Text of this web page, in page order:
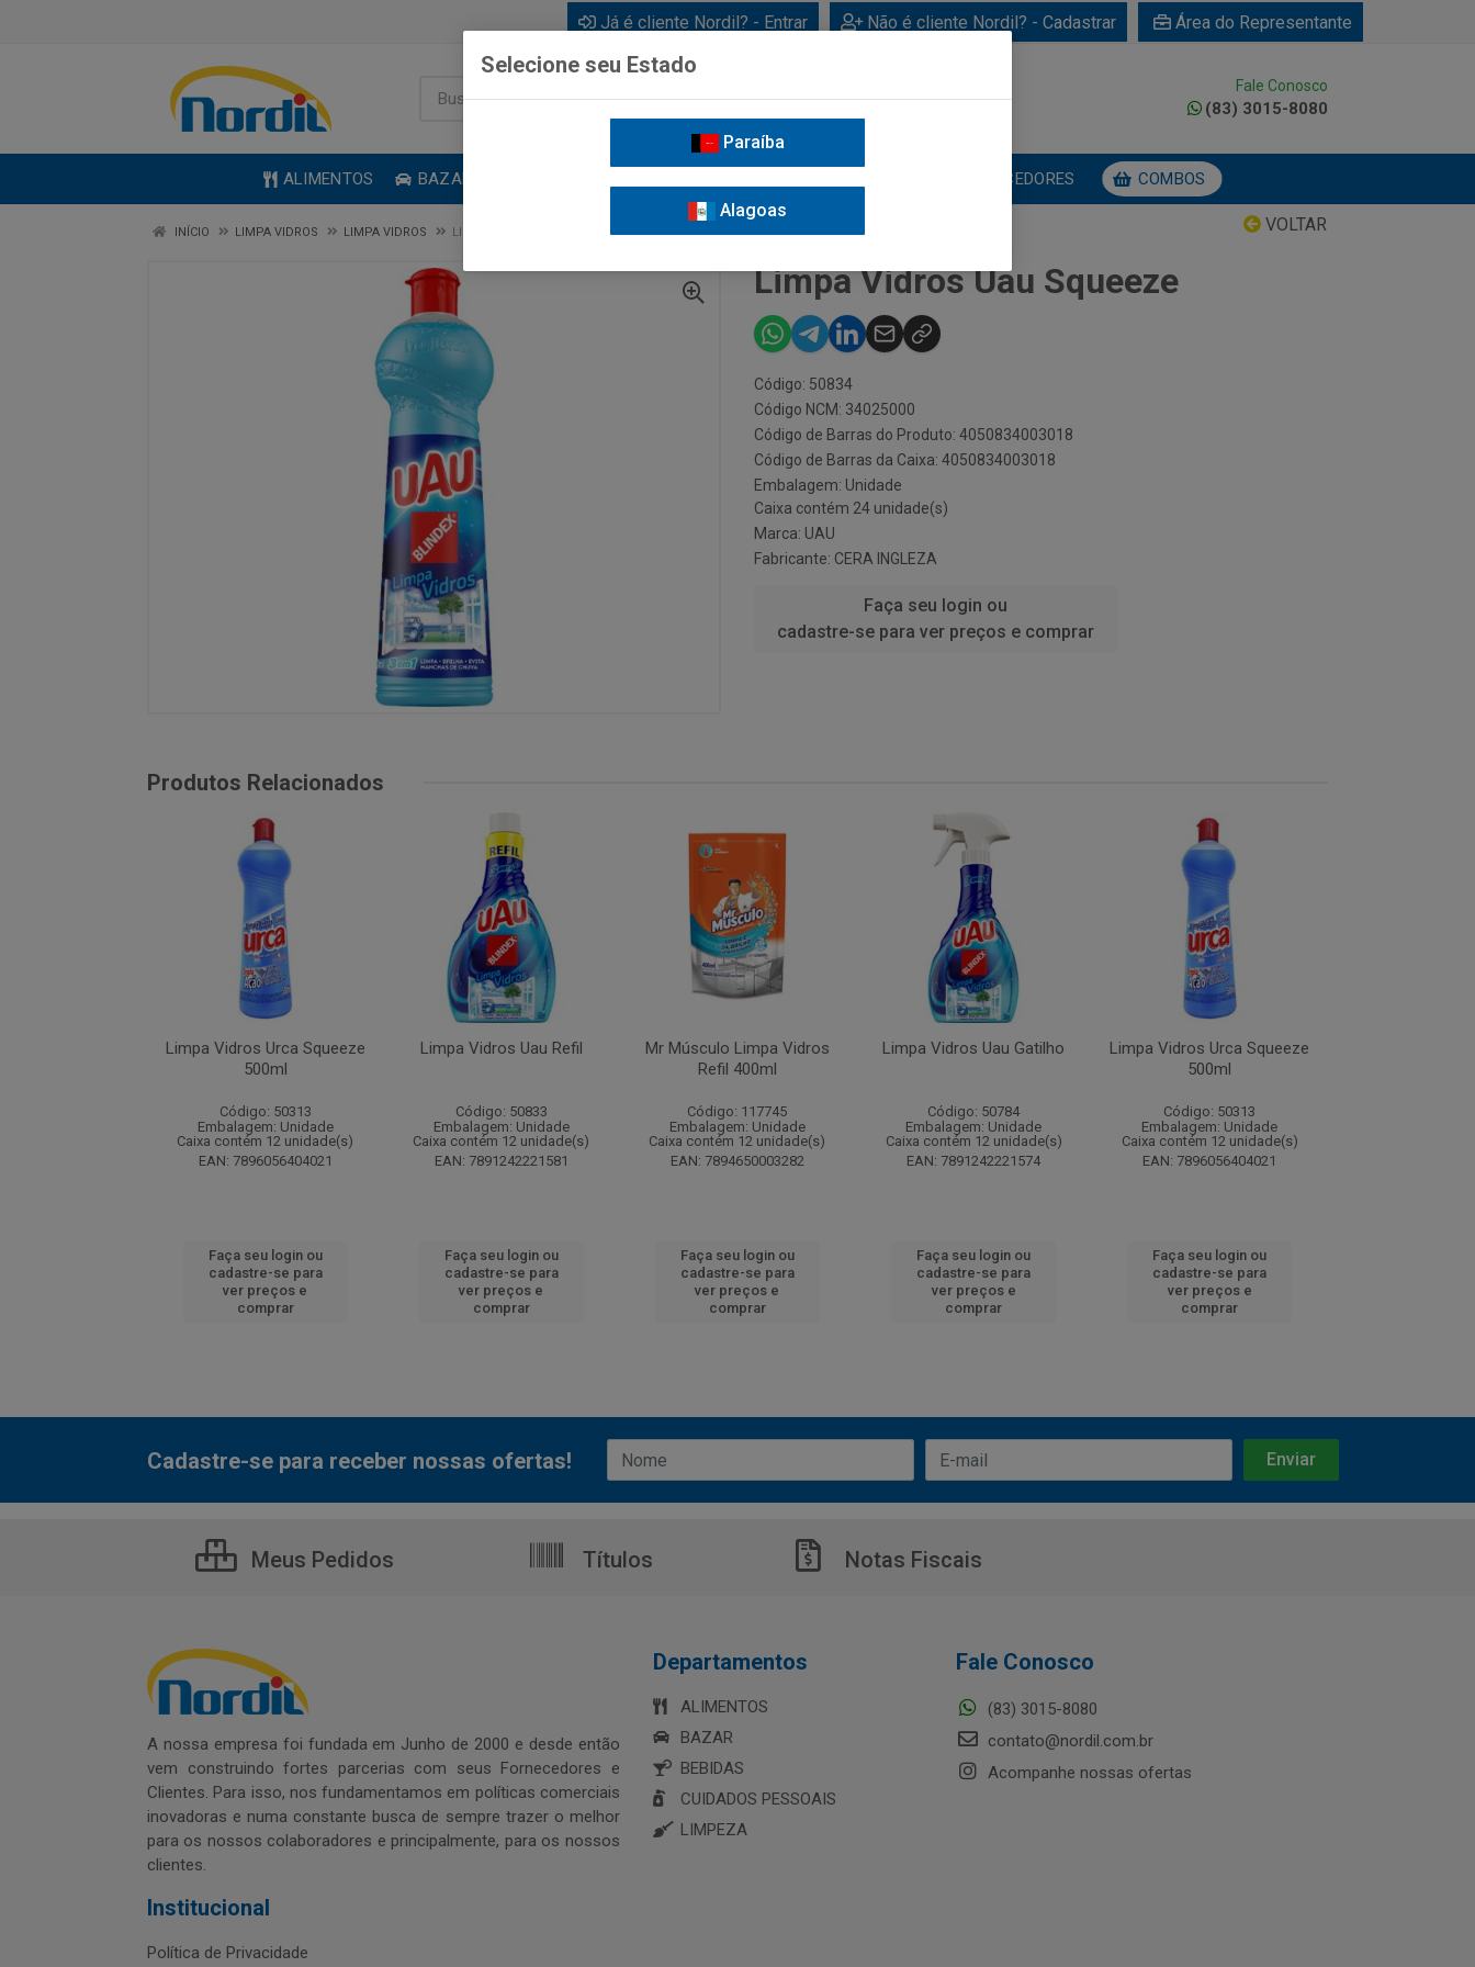
Já é cliente Nordil? - Entrar Não é cliente Nordil? - Cadastrar Área do Representante
Fale Conosco
(83) 3015-8080
ALIMENTOS BAZAR FORNECEDORES COMBOS
VOLTAR
INÍCIO LIMPA VIDROS LIMPA VIDROS LIMPA VIDROS UAU SQUEEZE
Limpa Vidros Uau Squeeze
Código: 50834
Código NCM: 34025000
Código de Barras do Produto: 4050834003018
Código de Barras da Caixa: 4050834003018
Embalagem: Unidade
Caixa contém 24 unidade(s)
Marca: UAU
Fabricante: CERA INGLEZA
Faça seu login ou
cadastre-se para ver preços e comprar
Produtos Relacionados
Limpa Vidros Urca Squeeze
500ml
Código: 50313
Embalagem: Unidade
Caixa contém 12 unidade(s)
EAN: 7896056404021
Faça seu login ou
cadastre-se para
ver preços e
comprar
Limpa Vidros Uau Refil
Código: 50833
Embalagem: Unidade
Caixa contém 12 unidade(s)
EAN: 7891242221581
Faça seu login ou
cadastre-se para
ver preços e
comprar
Mr Músculo Limpa Vidros
Refil 400ml
Código: 117745
Embalagem: Unidade
Caixa contém 12 unidade(s)
EAN: 7894650003282
Faça seu login ou
cadastre-se para
ver preços e
comprar
Limpa Vidros Uau Gatilho
Código: 50784
Embalagem: Unidade
Caixa contém 12 unidade(s)
EAN: 7891242221574
Faça seu login ou
cadastre-se para
ver preços e
comprar
Limpa Vidros Urca Squeeze
500ml
Código: 50313
Embalagem: Unidade
Caixa contém 12 unidade(s)
EAN: 7896056404021
Faça seu login ou
cadastre-se para
ver preços e
comprar
Cadastre-se para receber nossas ofertas!
Meus Pedidos Títulos Notas Fiscais
A nossa empresa foi fundada em Junho de 2000 e desde então
vem construindo fortes parcerias com seus Fornecedores e
Clientes. Para isso, nos fundamentamos em políticas comerciais
inovadoras e numa constante busca de sempre trazer o melhor
para os nossos colaboradores e principalmente, para os nossos
clientes.
Institucional
Política de Privacidade
Departamentos
ALIMENTOS
BAZAR
BEBIDAS
CUIDADOS PESSOAIS
LIMPEZA
Fale Conosco
(83) 3015-8080
contato@nordil.com.br
Acompanhe nossas ofertas
Selecione seu Estado
Paraíba
Alagoas